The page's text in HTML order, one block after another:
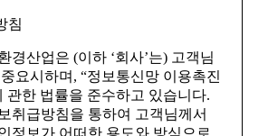
침
경산업은 (이하 ‘회사’는) 고객님
요시하며, “정보통신망 이용촉진
관한 법률을 준수하고 있습니다.
취급방침을 통하여 고객님께서
정보가 어떠한 용도와 방식으로